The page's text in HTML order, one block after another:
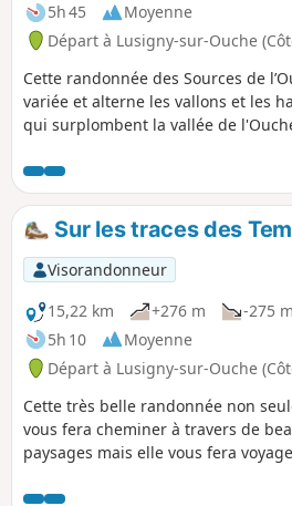
5h 45
Moyenne
Départ à Lusigny-sur-Ouche
Cette randonnée des Sources de
variée et alterne les vallons et les
qui surplombent la vallée de
Lusigny-sur-Ouche avec ses ponts et
lavoirs. L'Ouche réunion de 7
principale est celle de Presles à
serpente dans sa vallée supérieure.
jette ensuite à Dijon dans le Lac Kir,
Dijon puis se jette dans la Saône
Saint-Jean-de-Losne après 95Km.
Sur les traces des
Visorandonneur
15,22 km
+276 m
-275 m
5h 10
Moyenne
Départ à Lusigny-sur-Ouche
Cette très belle randonnée non
vous fera cheminer à travers de
paysages mais elle vous fera
2ème guerre mondiale. Le point